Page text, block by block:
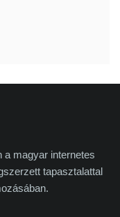
a magyar internetes
tapasztalattal